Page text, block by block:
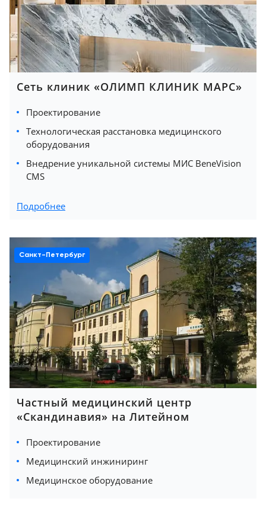
Сеть клиник «ОЛИМП КЛИНИК МАРС»
Проектирование
Технологическая расстановка медицинского
оборудования
Внедрение уникальной системы МИС BeneVision
CMS
Подробнее
Санкт-Петербург
Частный медицинский центр
«Скандинавия» на Литейном
Проектирование
Медицинский инжиниринг
Медицинское оборудование